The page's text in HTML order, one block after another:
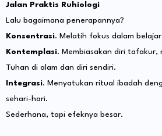
Jalan Praktis Ruhiologi
Lalu bagaimana penerapannya?
Konsentrasi. Melatih fokus dalam
Kontemplasi. Membiasakan diri
Tuhan di alam dan diri sendiri.
Integrasi. Menyatukan ritual ibadah
sehari-hari.
Sederhana, tapi efeknya besar.